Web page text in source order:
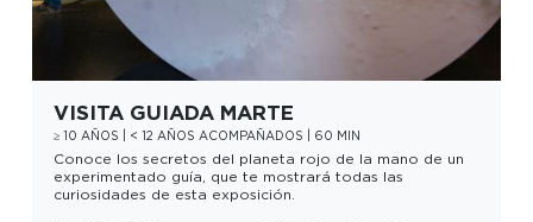
VISITA GUIADA MARTE
≥ 10 AÑOS | < 12 AÑOS ACOMPAÑADOS | 60 MIN
Conoce los secretos del planeta rojo de la mano de un
experimentado guía, que te mostrará todas las
curiosidades de esta exposición.